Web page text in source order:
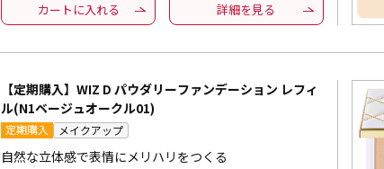
カートに入れる 詳細を見る
【定期購入】WIZ D パウダリーファンデーション レフィ
ル(N1ベージュオークル01)
定期購入 メイクアップ
自然な立体感で表情にメリハリをつくる